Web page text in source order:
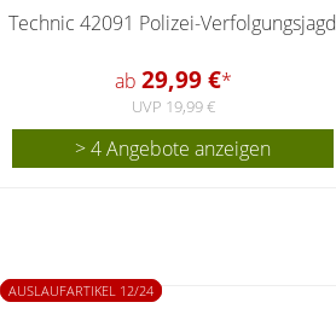
Technic 42091 Polizei-Verfolgungsjagd
ab 29,99 €*
UVP 19,99 €
> 4 Angebote anzeigen
AUSLAUFARTIKEL 12/24